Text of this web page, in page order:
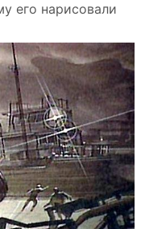
его нарисовали